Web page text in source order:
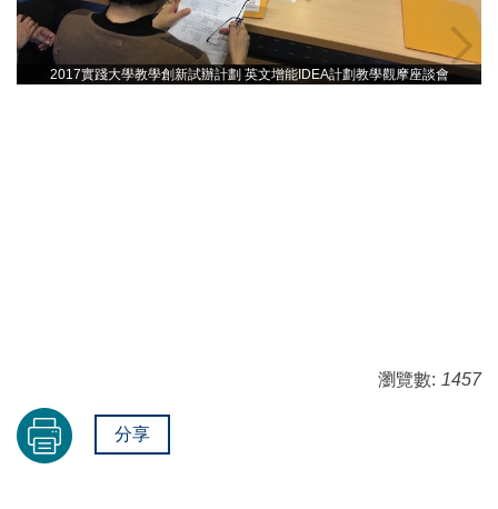
2017實踐大學教學創新試辦計劃 英文增能IDEA計劃教學觀摩座談會
瀏覽數: 1457
分享